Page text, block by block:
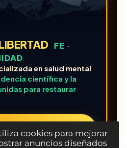
cookies para mejorar
anuncios diseñados
FE ·
en salud mental
científica y la
para restaurar
EN ADICCIONES ➔